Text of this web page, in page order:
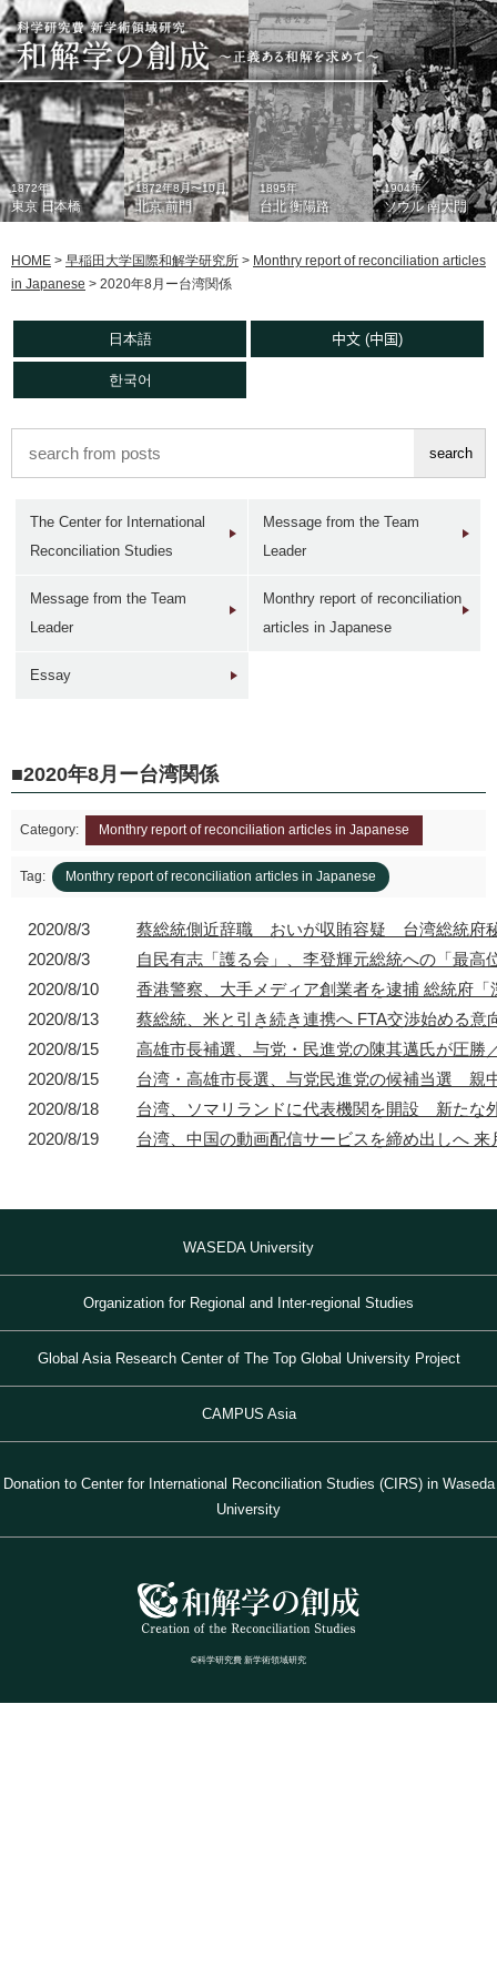
1872年
東京 日本橋
東京 日本橋
1946年
東京 日本橋
1872年
1872年8月〜10月
北京 前門
北京 前門
北京 前門
1872年8月〜10月
1895年
台北 衡陽路
台北 衡陽路
1960年代
台北 衡陽路
1895年
1904年
ソウル 南大門
ソウル 南大門
1950年
ソウル 南大門
1904年
HOME > 早稲田大学国際和解学研究所 > Monthry report of reconciliation articles
in Japanese > 2020年8月ー台湾関係
日本語 中文 (中国)
한국어
The Center for International
Reconciliation Studies
Message from the Team
Leader
Message from the Team
Leader
Monthry report of reconciliation
articles in Japanese
Essay
2020年8月ー台湾関係
Category: Monthry report of reconciliation articles in Japanese
Tag: Monthry report of reconciliation articles in Japanese
2020/8/3
蔡総統側近辞職 おいが収賄容疑 台湾総統府
2020/8/3
自民有志「護る会」、李登輝元総統への「最
2020/8/10
香港警察、大手メディア創業者を逮捕 総統府
2020/8/13
蔡総統、米と引き続き連携へ FTA交渉始める意
2020/8/15
高雄市長補選、与党・民進党の陳其邁氏が圧勝
2020/8/15
台湾・高雄市長選、与党民進党の候補当選 親
2020/8/18
台湾、ソマリランドに代表機関を開設 新たな
2020/8/19
台湾、中国の動画配信サービスを締め出しへ
WASEDA University
Organization for Regional and Inter-regional Studies
Global Asia Research Center of The Top Global University Project
CAMPUS Asia
Donation to Center for International Reconciliation Studies (CIRS) in Waseda
University
©科学研究費 新学術領域研究